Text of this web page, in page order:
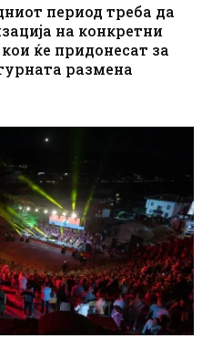
период треба да
на конкретни
ќе придонесат за
размена